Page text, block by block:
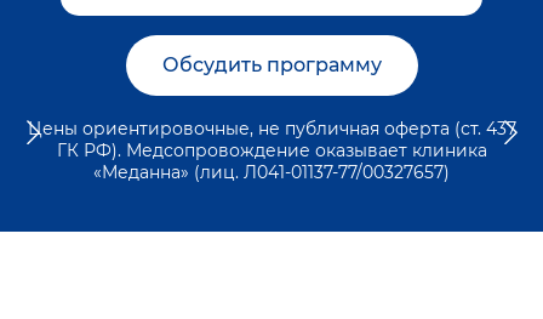
Обсудить программу
Цены ориентировочные, не публичная оферта (ст. 437
ГК РФ). Медсопровождение оказывает клиника
«Меданна» (лиц. Л041-01137-77/00327657)